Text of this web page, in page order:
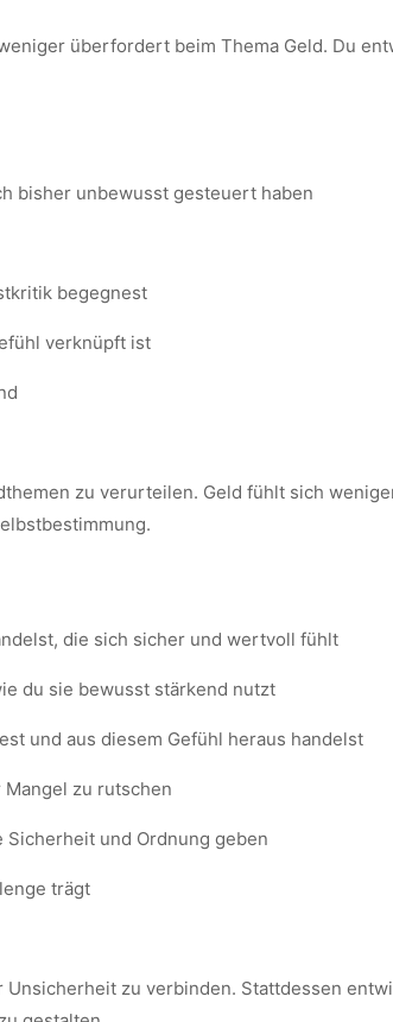
überfordert beim Thema Geld. Du
bisher unbewusst gesteuert haben
begegnest
verknüpft ist
zu verurteilen. Geld fühlt sich
die sich sicher und wertvoll fühlt
du sie bewusst stärkend nutzt
und aus diesem Gefühl heraus handelst
zu rutschen
und Ordnung geben
trägt
zu verbinden. Stattdessen